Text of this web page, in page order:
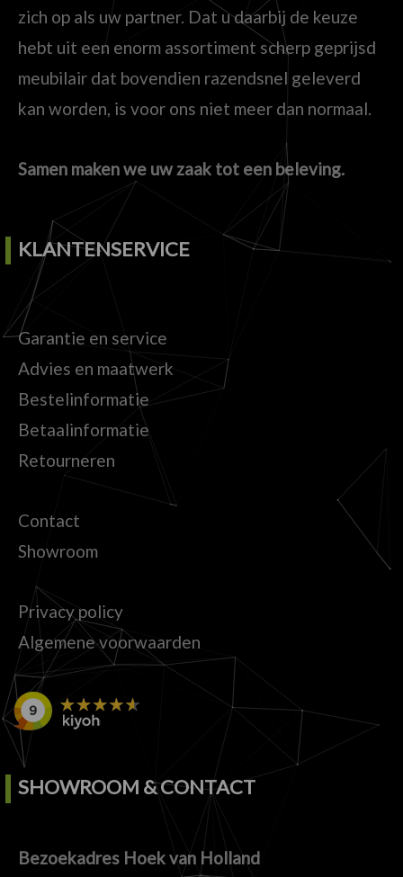
zich op als uw partner. Dat u daarbij de keuze
hebt uit een enorm assortiment scherp geprijsd
meubilair dat bovendien razendsnel geleverd
kan worden, is voor ons niet meer dan normaal.
Samen maken we uw zaak tot een beleving.
KLANTENSERVICE
Garantie en service
Advies en maatwerk
Bestelinformatie
Betaalinformatie
Retourneren
Contact
Showroom
Privacy policy
Algemene voorwaarden
SHOWROOM & CONTACT
Bezoekadres Hoek van Holland